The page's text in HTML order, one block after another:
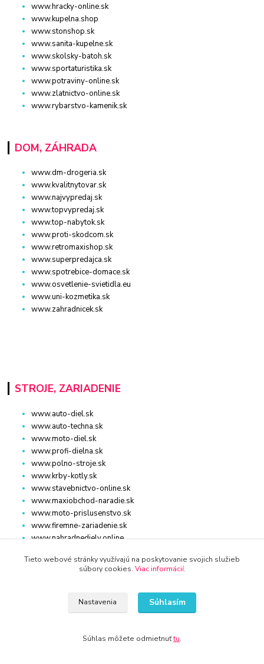
www.hracky-online.sk
www.kupelna.shop
www.stonshop.sk
www.sanita-kupelne.sk
www.skolsky-batoh.sk
www.sportaturistika.sk
www.potraviny-online.sk
www.zlatnictvo-online.sk
www.rybarstvo-kamenik.sk
DOM, ZÁHRADA
www.dm-drogeria.sk
www.kvalitnytovar.sk
www.najvypredaj.sk
www.topvypredaj.sk
www.top-nabytok.sk
www.proti-skodcom.sk
www.retromaxishop.sk
www.superpredajca.sk
www.spotrebice-domace.sk
www.osvetlenie-svietidla.eu
www.uni-kozmetika.sk
www.zahradnicek.sk
STROJE, ZARIADENIE
www.auto-diel.sk
www.auto-techna.sk
www.moto-diel.sk
www.profi-dielna.sk
www.polno-stroje.sk
www.krby-kotly.sk
www.stavebnictvo-online.sk
www.maxiobchod-naradie.sk
www.moto-prislusenstvo.sk
www.firemne-zariadenie.sk
www.nahradnediely.online
www.zlatnictvo-online.sk
www.zariadenie-firmy.sk
Tieto webové stránky využívajú na poskytovanie svojich služieb
súbory cookies. Viac informácií.
Nastavenia Súhlasím
Súhlas môžete odmietnuťtu.